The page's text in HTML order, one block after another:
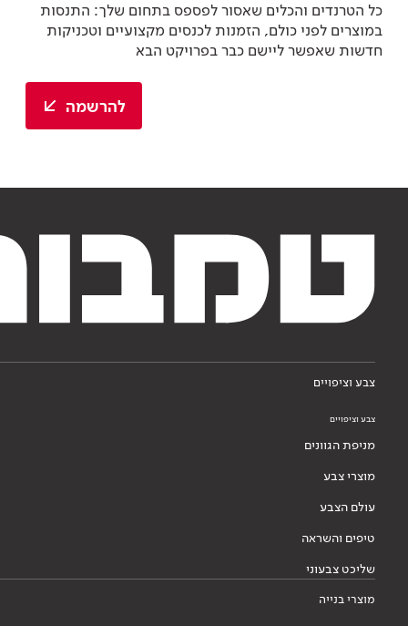
כל הטרנדים והכלים שאסור לפספס בתחום שלך: התנסות
במוצרים לפני כולם, הזמנות לכנסים מקצועיים וטכניקות
חדשות שאפשר ליישם כבר בפרויקט הבא
להרשמה
צבע וציפויים
צבע וציפויים
מניפת הגוונים
מוצרי צבע
עולם הצבע
טיפים והשראה
שליכט צבעוני
מוצרי בנייה